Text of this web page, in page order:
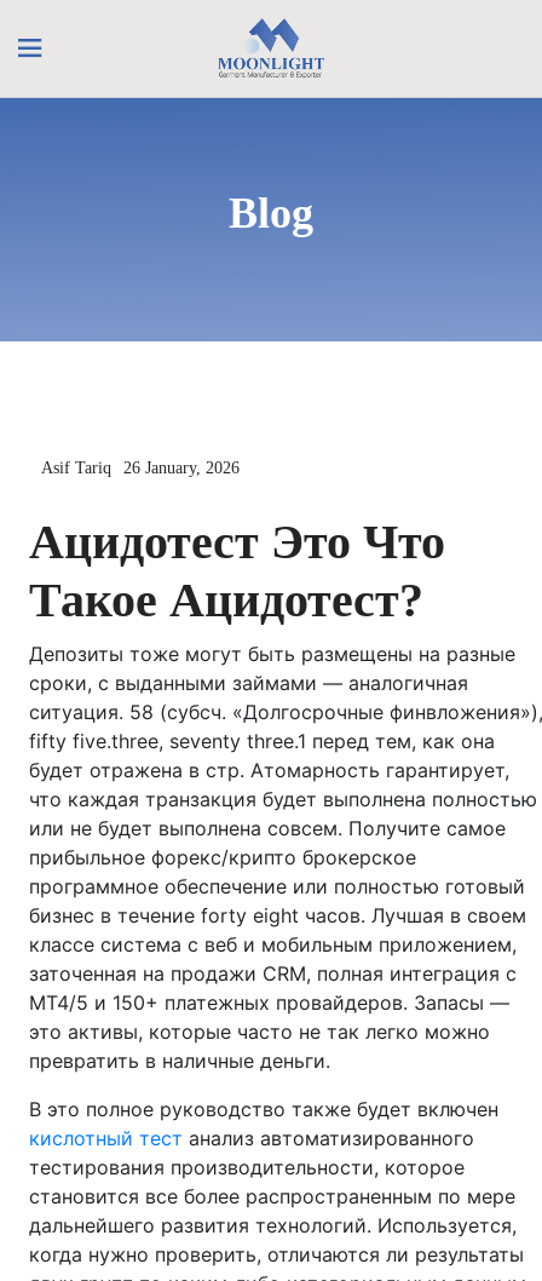
Blog
Asif Tariq 26 January, 2026
Ацидотест Это Что
Такое Ацидотест?
Депозиты тоже могут быть размещены на разные
сроки, с выданными займами — аналогичная
ситуация. 58 (субсч. «Долгосрочные финвложения»),
fifty five.three, seventy three.1 перед тем, как она
будет отражена в стр. Атомарность гарантирует,
что каждая транзакция будет выполнена полностью
или не будет выполнена совсем. Получите самое
прибыльное форекс/крипто брокерское
программное обеспечение или полностью готовый
бизнес в течение forty eight часов. Лучшая в своем
классе система с веб и мобильным приложением,
заточенная на продажи CRM, полная интеграция с
МТ4/5 и 150+ платежных провайдеров. Запасы —
это активы, которые часто не так легко можно
превратить в наличные деньги.
В это полное руководство также будет включен
кислотный тест анализ автоматизированного
тестирования производительности, которое
становится все более распространенным по мере
дальнейшего развития технологий. Используется,
когда нужно проверить, отличаются ли результаты